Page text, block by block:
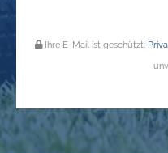
Ihre E-Mail ist geschützt: